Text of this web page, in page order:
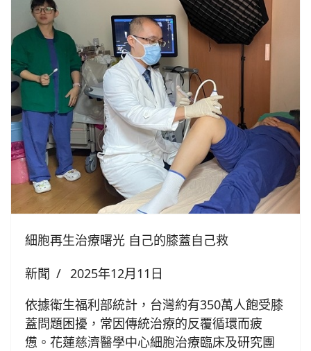
細胞再生治療曙光 自己的膝蓋自己救
新聞
2025年12月11日
依據衛生福利部統計，台灣約有350萬人飽受膝
蓋問題困擾，常因傳統治療的反覆循環而疲
憊。花蓮慈濟醫學中心細胞治療臨床及研究團